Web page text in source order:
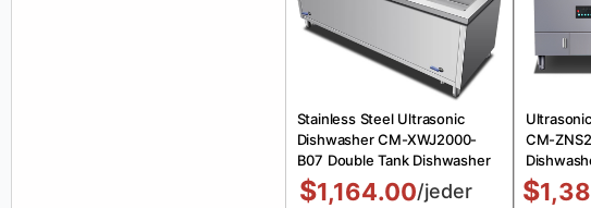
Stainless Steel Ultrasonic
Dishwasher CM-XWJ2000-
B07 Double Tank Dishwasher
$1,164.00/jeder
CM-
$